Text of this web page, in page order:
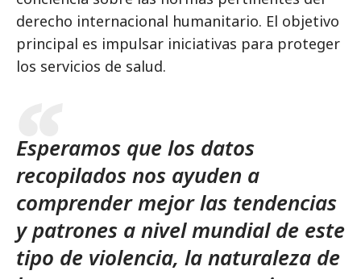
derecho internacional humanitario. El objetivo
principal es impulsar iniciativas para proteger
los servicios de salud.
Esperamos que los datos
recopilados nos ayuden a
comprender mejor las tendencias
y patrones a nivel mundial de este
tipo de violencia, la naturaleza de